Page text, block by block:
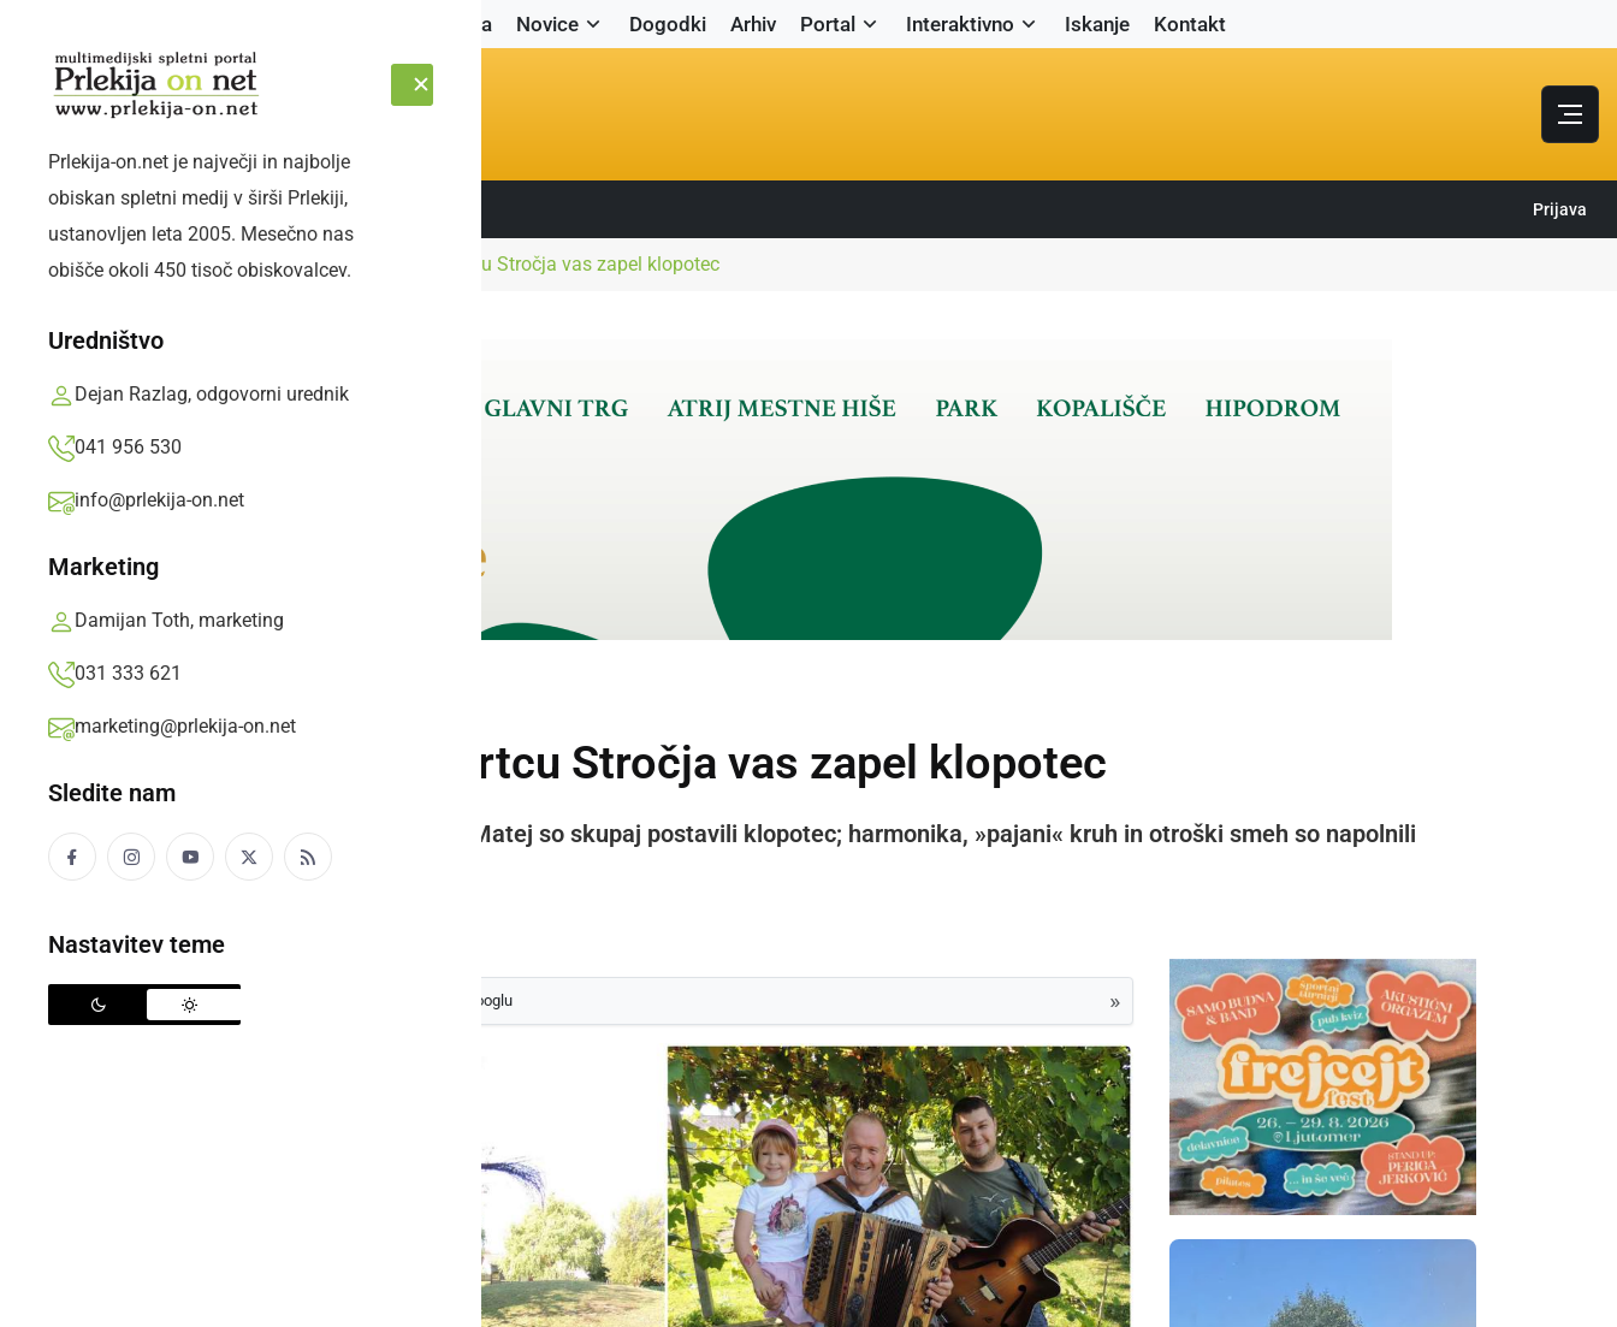
Naslovnica Novice Dogodki Arhiv Portal Interaktivno Iskanje Kontakt
SOBOTA, 8. AVGUST 2026 Sledite nam: Prijava
Prlekija-on.net je največji in najbolje
obiskan spletni medij v širši Prlekiji,
ustanovljen leta 2005. Mesečno nas
obišče okoli 450 tisoč obiskovalcev.
Uredništvo
Dejan Razlag, odgovorni urednik
041 956 530
info@prlekija-on.net
Marketing
Damijan Toth, marketing
031 333 621
marketing@prlekija-on.net
Sledite nam
Nastavitev teme
Naslovnica NajmlajšiPod brajdami v vrtcu Stročja vas zapel klopotec
Pod brajdami v vrtcu Stročja vas zapel klopotec
Otroci, člani TD Pütar in hišnik Matej so skupaj postavili klopotec; harmonika, »pajani« kruh in otroški smeh so napolnili
dvorišče.
Izberite kot svoj prednostni vir na Googlu »